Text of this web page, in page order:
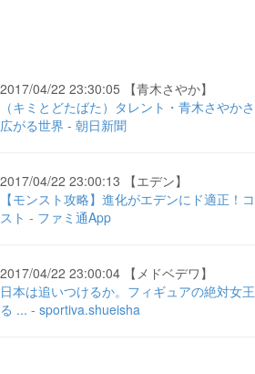
2017/04/22 23:30:05 【青木さやか】
（キミとどたばた）タレント・青木さやか
広がる世界 - 朝日新聞
2017/04/22 23:00:13 【エデン】
【モンスト攻略】進化がエデンにド適正！
スト - ファミ通App
2017/04/22 23:00:04 【メドベデワ】
日本は追いつけるか。フィギュアの絶対女
る ... - sportiva.shueisha